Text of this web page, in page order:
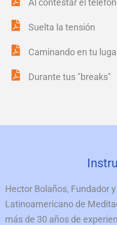
Al contestar el
Suelta la tensión
Caminando en tu
Durante tus "breaks"
Hector Bolaños, Fundador
Latinoamericano de
más de 30 años de